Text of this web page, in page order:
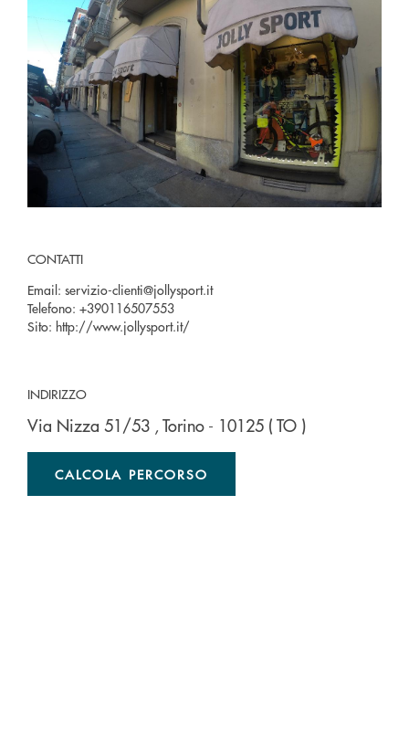
CONTATTI
Email: servizio-clienti@jollysport.it
Telefono: +390116507553
Sito: http://www.jollysport.it/
INDIRIZZO
Via Nizza 51/53 , Torino - 10125 ( TO )
CALCOLA PERCORSO